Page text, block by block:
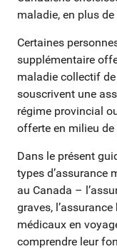
maladie, en plus
Certaines
supplémentaire
maladie collectif de
souscrivent une
régime provincial
offerte en milieu de
Dans le présent
types d’assurance
au Canada –
graves,
médicaux en
comprendre leur